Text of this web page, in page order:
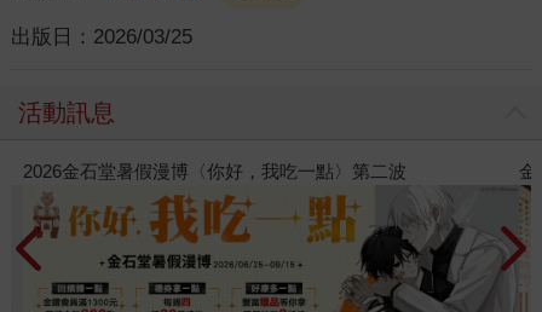
出版日： 2026/03/25
活動訊息
金石堂2026海外優惠：電子書